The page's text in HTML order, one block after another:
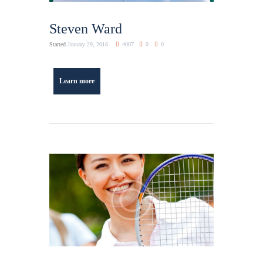
Steven Ward
Started January 29, 2016 4007 0 0
Learn more